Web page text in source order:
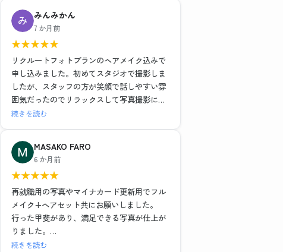
経験がある方には是非おすすめしたい。
わたしのように撮り直しで遠方からいらっし
ゃるお客さんが多いのも納得です。
素敵な写真を作成いただき、前向きな転職活
動のスタートを切れそうです！
本当にありがとうございました。
も即日送っていただけたので大変助かりまし
た。
ノーメイクで、と準備のところに記載されて
ましたがどうしても眉だけは描いて行きたか
ったので到着後すぐ落とそうとしたらそのま
までも大丈夫ですよ〜と優しく仰ってくださ
ったので、もしノーメイクで出かけることに
抵抗ある女性がいらっしゃいましたらすぐ落
とせる最低限のメイク(眉描くだけ等)はして
眉ラインをクレンジングシートで落としまし
た)
また、メイク＆ヘアセットもお任せでとにか
く納得のいく写真が欲しい！という場合は1時
間以上かけてがっつりやってくださるので撮
影後に予定入れる場合は余裕もった方がいい
と思いました！
みんみかん
7 か月前
★★★★★
リクルートフォトプランのヘアメイク込みで
申し込みました。初めてスタジオで撮影しま
したが、スタッフの方が笑顔で話しやすい雰
囲気だったのでリラックスして写真撮影に臨
むことができました。ヘアメイクを実際にし
にも答えていただきとても為になりました。
また写真撮影の時に顔の角度や傾き、服や髪
の毛の乱れなどもその場で直していただいた
のでインスタント証明写真機とは全く違う映
り方になりました。修正も細かいところまで
丁寧に手作業でやっていただいてとても満足
のいく仕上がりになりました。写真を選ぶ際
や表情などのアドバイスもあったので初めて
の方にもおすすめです。データも複数背景の
続きを読む
MASAKO FARO
6 か月前
★★★★★
再就職用の写真やマイナカード更新用でフル
メイク+ヘアセット共にお願いしました。
行った甲斐があり、満足できる写真が仕上が
りました。
セット、写真6枚、写真データ送付で約
続きを読む